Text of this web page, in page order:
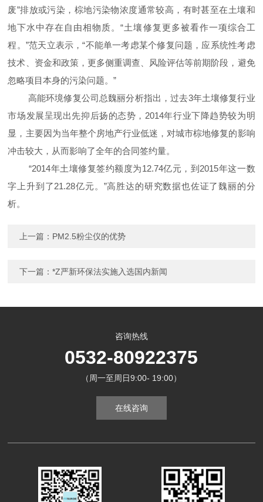
废”排放或污染，棕地污染物浓度通常较高，有时甚至在土壤和
地下水中存在自由相物质。“土壤修复更多被看作一项综合工
程。”范天立表示，“不能单一考虑某个修复问题，应系统性考虑
技术、资金和政策，更多侧重调查、风险评估等前期阶段，避免
忽略项目本身的污染问题。”
高能环境修复公司总魏丽分析指出，过去3年土壤修复行业
市场发展呈现出先抑后扬的态势，2014年行业下降趋势较为明
显，主要因为当年整个房地产行业低迷，对城市棕地修复的影响
冲击较大，从而影响了全年的合同签约量。
“2014年土壤修复签约额度为12.74亿元，到2015年这一数
字上升到了21.28亿元。”高胜达的研究数据也佐证了魏丽的分
析。
上一篇： PM2.5粉尘仪的优势
下一篇：*Z严新环保法实施入选国内新闻
咨询热线
0532-80922375
（周一至周日9:00- 19:00）
在线咨询